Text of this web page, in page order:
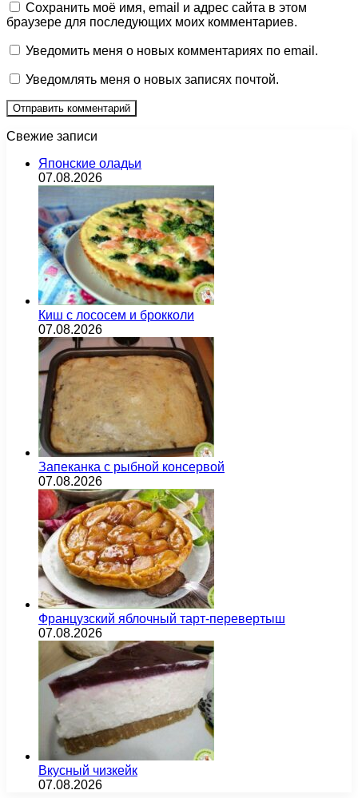
Сохранить моё имя, email и адрес сайта в этом
браузере для последующих моих комментариев.
Уведомить меня о новых комментариях по email.
Уведомлять меня о новых записях почтой.
Свежие записи
Японские оладьи
07.08.2026
Киш с лососем и брокколи
07.08.2026
Запеканка с рыбной консервой
07.08.2026
Французский яблочный тарт-перевертыш
07.08.2026
Вкусный чизкейк
07.08.2026